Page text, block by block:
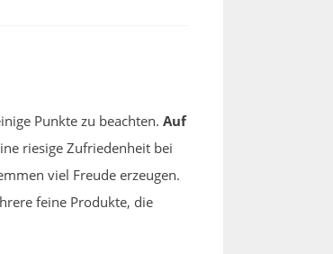
Punkte zu beachten. Auf
riesige Zufriedenheit bei
viel Freude erzeugen.
feine Produkte, die